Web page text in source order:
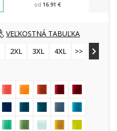
od 16.91 €
VEĽKOSTNÁ TABUĽKA
2XL 3XL 4XL >> 5XL